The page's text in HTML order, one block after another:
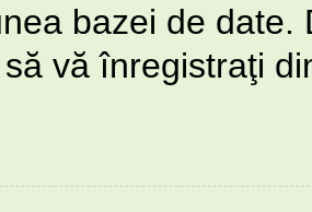
bazei de
vă înregistraţi